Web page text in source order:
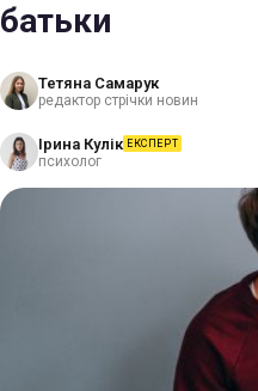
батьки
Тетяна Самарук
редактор стрічки новин
Ірина Кулік ЕКСПЕРТ
психолог